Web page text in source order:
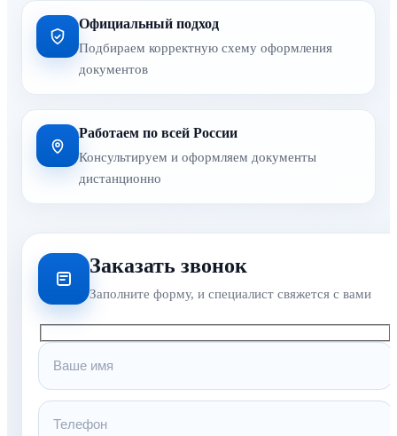
Официальный подход
Подбираем корректную схему оформления
документов
Работаем по всей России
Консультируем и оформляем документы
дистанционно
Заказать звонок
Заполните форму, и специалист свяжется с вами